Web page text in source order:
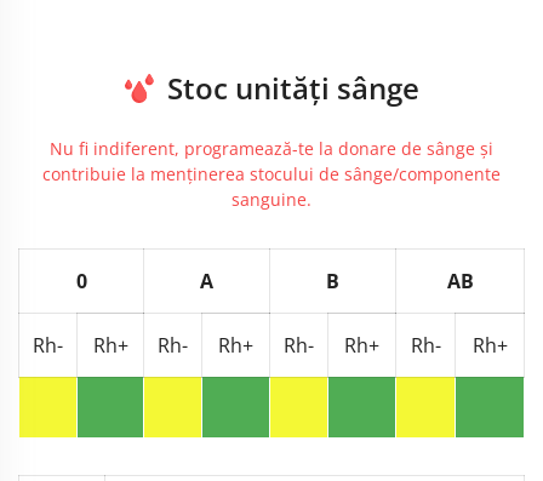
Stoc unități sânge
Nu fi indiferent, programează-te la donare de sânge și
contribuie la menținerea stocului de sânge/componente
sanguine.
0 A B AB
Rh- Rh+ Rh- Rh+ Rh- Rh+ Rh- Rh+